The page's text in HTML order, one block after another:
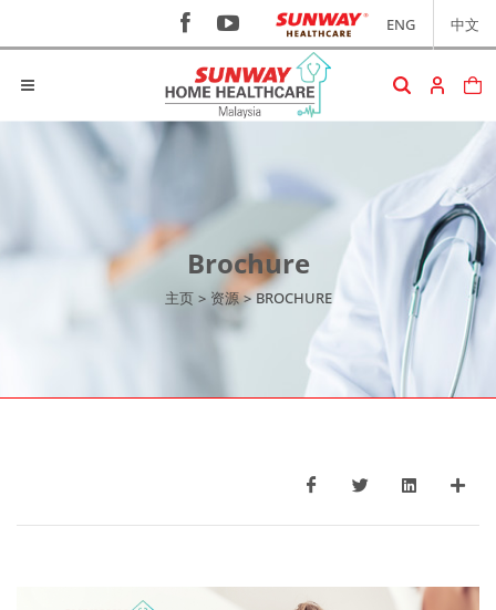
ENG 中文
Brochure
主页 > 资源 > BROCHURE